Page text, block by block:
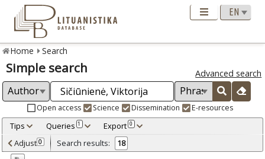
Home Search
Simple search Advanced search
Open access Science Dissemination E-resources
Tips Queries 1 Export 0
Adjusted by criteria 0
Adjust 0 Search results: 18